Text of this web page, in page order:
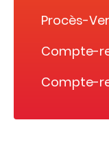
Procès-
Compte-
Compte-